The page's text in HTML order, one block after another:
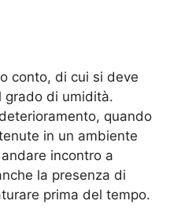
conto, di cui si deve
grado di umidità.
quando
in un ambiente
incontro a
la presenza di
prima del tempo.